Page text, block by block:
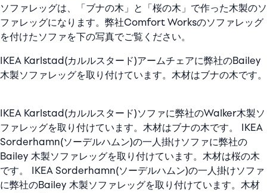
ソファレッグは、「ブナの木」と「桜の木」で作った木製のソ
ファレッグになります。弊社Comfort Worksのソファレッグ
を付けたソファを下の写真でご覧ください。
IKEA Karlstad(カルルスタード)アームチェアに弊社のBailey
木製ソファレッグを取り付けています。木材はブナの木です。
IKEA Karlstad(カルルスタード)ソファに弊社のWalker木製ソ
ファレッグを取り付けています。木材はブナの木です。 IKEA
Sorderhamn(ソーデルハムン)の一人掛けソファに弊社の
Bailey 木製ソファレッグを取り付けています。木材は桜の木
です。 IKEA Sorderhamn(ソーデルハムン)の一人掛けソファ
に弊社のBailey 木製ソファレッグを取り付けています。木材